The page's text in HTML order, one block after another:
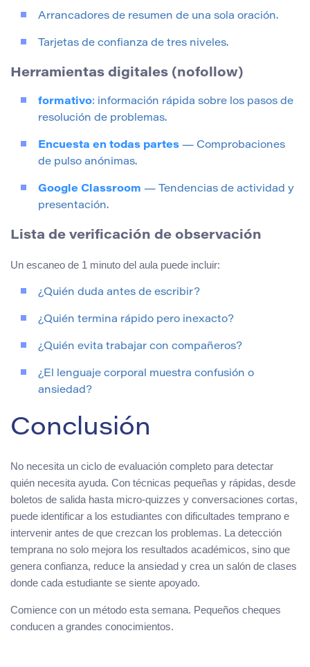
Arrancadores de resumen de una sola oración.
Tarjetas de confianza de tres niveles.
Herramientas digitales (nofollow)
formativo: información rápida sobre los pasos de
resolución de problemas.
Encuesta en todas partes — Comprobaciones
de pulso anónimas.
Google Classroom — Tendencias de actividad y
presentación.
Lista de verificación de observación
Un escaneo de 1 minuto del aula puede incluir:
¿Quién duda antes de escribir?
¿Quién termina rápido pero inexacto?
¿Quién evita trabajar con compañeros?
¿El lenguaje corporal muestra confusión o
ansiedad?
Conclusión
No necesita un ciclo de evaluación completo para detectar
quién necesita ayuda. Con técnicas pequeñas y rápidas, desde
boletos de salida hasta micro-quizzes y conversaciones cortas,
puede identificar a los estudiantes con dificultades temprano e
intervenir antes de que crezcan los problemas. La detección
temprana no solo mejora los resultados académicos, sino que
genera confianza, reduce la ansiedad y crea un salón de clases
donde cada estudiante se siente apoyado.
Comience con un método esta semana. Pequeños cheques
conducen a grandes conocimientos.